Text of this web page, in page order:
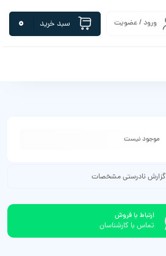
ورود / عضویت سبد خرید 0
موجود نیست
گزارش نادرستی مشخصات
ارتباط با فروش
تماس با کارشناسان